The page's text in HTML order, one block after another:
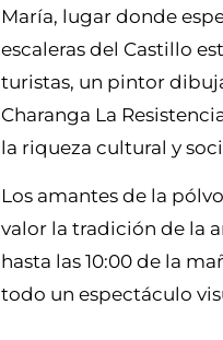
María, lugar donde
escaleras del Castillo
turistas, un pintor
Charanga La
la riqueza cultural y
Los amantes de la
valor la tradición de la
hasta las 10:00 de la
todo un espectáculo